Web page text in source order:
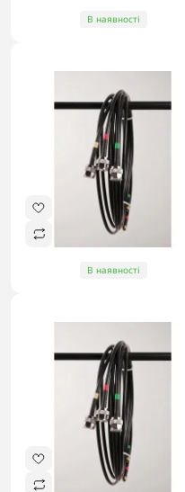
В наявності
В наявності